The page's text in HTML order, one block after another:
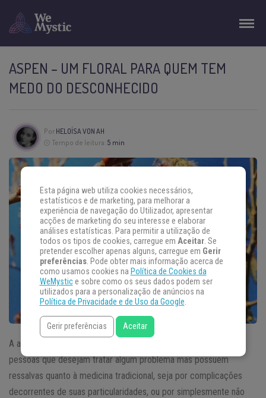
ASPEN – UM FLORAL PARA QUEM TEM
MEDO DO DESCONHECIDO
Por HELOÍSA VON AH
Tempo de leitura: 5 min
A aplicação da terapia
pessoas que desejam tratar algum problema mas possuem
ressalvas quanto à medicina tradicional, seja por complicações
decorrentes de suas particularidades, ou por simplesmente não
Esta página web utiliza cookies necessários,
estatísticos e de marketing, para melhorar a
experiência de navegação do Utilizador, apresentar
acções de marketing do seu interesse e elaborar
análises estatísticas. Para permitir a utilização de
todos os tipos de cookies, carregue em Aceitar. Se
pretender escolher apenas alguns, carregue em Gerir
preferências. Pode obter mais informação acerca de
como usamos cookies na Política de Cookies da
WeMystice sobre como os seus dados podem ser
utilizados para a personalização de anúncios na
Política de Privacidade e de Uso da Google.
Gerir preferências Aceitar